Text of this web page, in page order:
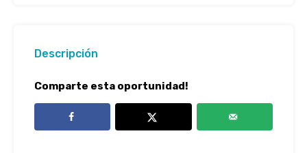
Descripción
Comparte esta oportunidad!